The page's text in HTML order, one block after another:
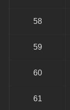
58
59
60
61